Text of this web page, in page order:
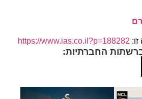
https://www.ias.co.il?p=188282
החברתיות: